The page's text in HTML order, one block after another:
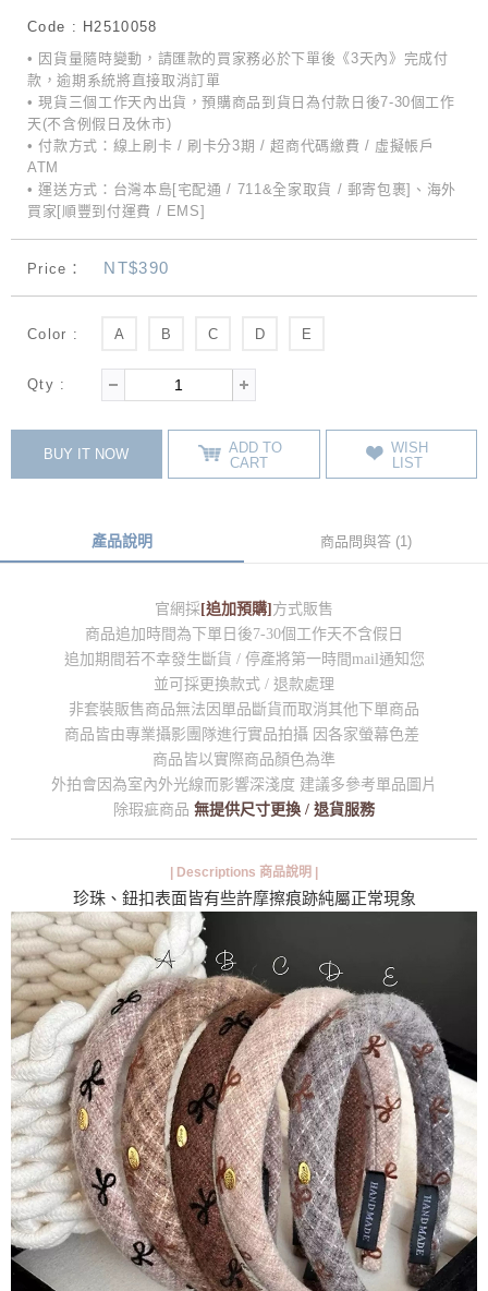
Code : H2510058
• 因貨量隨時變動，請匯款的買家務必於下單後《3天內》完成付
款，逾期系統將直接取消訂單
• 現貨三個工作天內出貨，預購商品到貨日為付款日後7-30個工作
天(不含例假日及休市)
• 付款方式：線上刷卡 / 刷卡分3期 / 超商代碼繳費 / 虛擬帳戶
ATM
• 運送方式：台灣本島[宅配通 / 711&全家取貨 / 郵寄包裹]、海外
買家[順豐到付運費 / EMS]
Price： NT$390
Color : A B C D E
Qty :
BUY IT NOW
ADD TO
CART
WISH
LIST
產品說明 商品問與答 (1)
官網採[追加預購]方式販售
商品追加時間為下單日後7-30個工作天不含假日
追加期間若不幸發生斷貨 / 停產將第一時間mail通知您
並可採更換款式 / 退款處理
非套裝販售商品無法因單品斷貨而取消其他下單商品
商品皆由專業攝影團隊進行實品拍攝 因各家螢幕色差
商品皆以實際商品顏色為準
外拍會因為室內外光線而影響深淺度 建議多參考單品圖片
除瑕疵商品 無提供尺寸更換 / 退貨服務
| Descriptions 商品說明 |
珍珠、鈕扣表面皆有些許摩擦痕跡純屬正常現象